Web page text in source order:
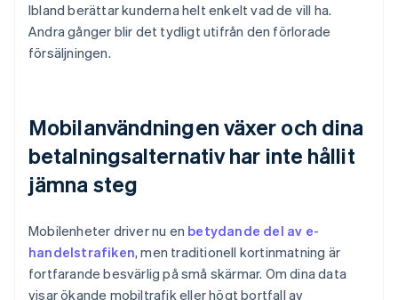
Ibland berättar kunderna helt enkelt vad de vill ha.
Andra gånger blir det tydligt utifrån den förlorade
försäljningen.
Mobilanvändningen växer och dina
betalningsalternativ har inte hållit
jämna steg
Mobilenheter driver nu en betydande del av e-
handelstrafiken, men traditionell kortinmatning är
fortfarande besvärlig på små skärmar. Om dina data
visar ökande mobiltrafik eller högt bortfall av